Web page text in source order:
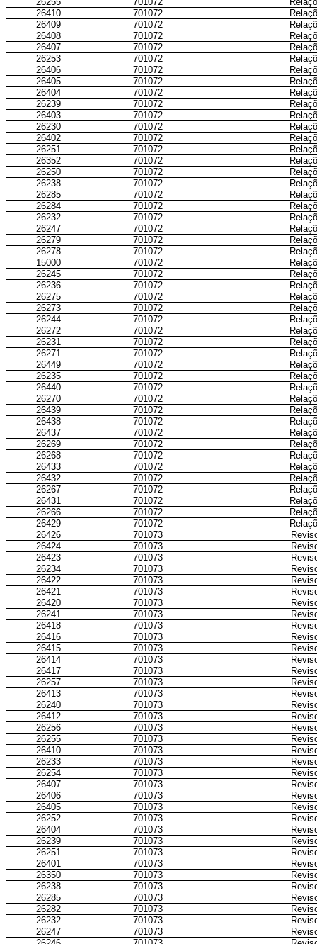
26410
701072
26409
701072
26408
701072
26407
701072
26253
701072
26406
701072
26405
701072
26404
701072
26239
701072
26403
701072
26230
701072
26402
701072
26251
701072
26352
701072
26250
701072
26238
701072
26285
701072
26284
701072
26232
701072
26247
701072
26279
701072
26278
701072
15000
701072
26245
701072
26236
701072
26275
701072
26273
701072
26244
701072
26272
701072
26231
701072
26271
701072
26449
701072
26235
701072
26440
701072
26270
701072
26439
701072
26438
701072
26437
701072
26269
701072
26268
701072
26433
701072
26432
701072
26267
701072
26431
701072
26266
701072
26429
701072
26426
701073
26424
701073
26423
701073
26234
701073
26422
701073
26421
701073
26420
701073
26241
701073
26418
701073
26416
701073
26415
701073
26414
701073
26417
701073
26257
701073
26413
701073
26240
701073
26412
701073
26256
701073
26255
701073
26410
701073
26233
701073
26254
701073
26407
701073
26406
701073
26405
701073
26252
701073
26404
701073
26239
701073
26251
701073
26401
701073
26350
701073
26238
701073
26285
701073
26282
701073
26232
701073
26247
701073